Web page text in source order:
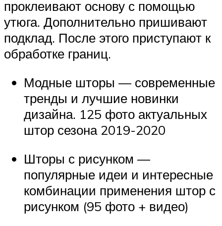
проклеивают основу с помощью
утюга. Дополнительно пришивают
подклад. После этого приступают к
обработке границ.
Модные шторы — современные
тренды и лучшие новинки
дизайна. 125 фото актуальных
штор сезона 2019-2020
Шторы с рисунком —
популярные идеи и интересные
комбинации применения штор с
рисунком (95 фото + видео)